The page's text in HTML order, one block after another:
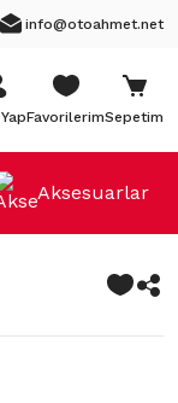
info@otoahmet.net
FavorilerimSepetim
Aksesuarlar